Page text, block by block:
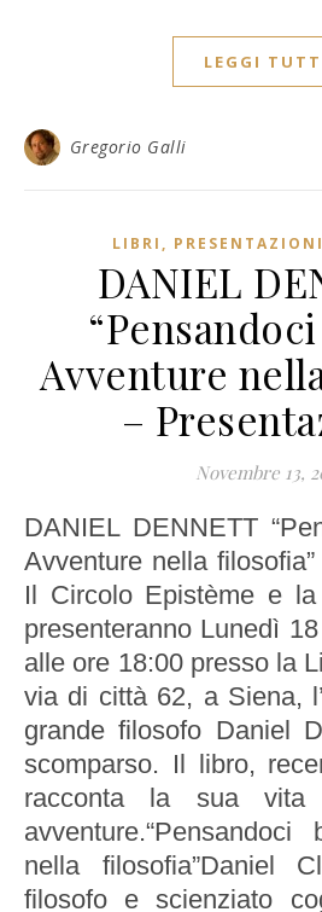
LEGGI
Gregorio Galli
LIBRI,
DANIEL
Avventure
–
Novembre 13,
DANIEL DENNETT “Pensandoci bene –
Avventure nella
Il Circolo Epistème e
presenteranno Lunedì
alle ore 18:00 presso la
via di città 62, a Siena,
grande filosofo Daniel
scomparso. Il libro,
racconta la sua
avventure.“Pensandoci
nella filosofia”Daniel
filosofo e scienziato